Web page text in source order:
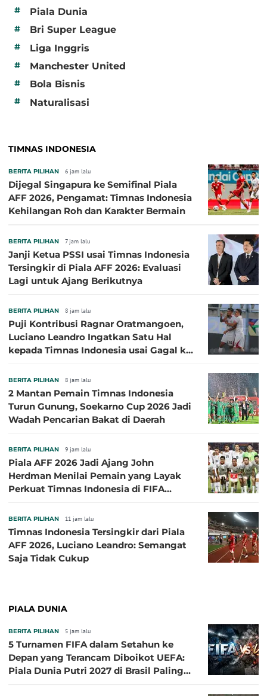
# Piala Dunia
# Bri Super League
# Liga Inggris
# Manchester United
# Bola Bisnis
# Naturalisasi
TIMNAS INDONESIA
BERITA PILIHAN 6 jam lalu
Dijegal Singapura ke Semifinal Piala
AFF 2026, Pengamat: Timnas Indonesia
Kehilangan Roh dan Karakter Bermain
BERITA PILIHAN 7 jam lalu
Janji Ketua PSSI usai Timnas Indonesia
Tersingkir di Piala AFF 2026: Evaluasi
Lagi untuk Ajang Berikutnya
BERITA PILIHAN 8 jam lalu
Puji Kontribusi Ragnar Oratmangoen,
Luciano Leandro Ingatkan Satu Hal
kepada Timnas Indonesia usai Gagal ke
BERITA PILIHAN 8 jam lalu
2 Mantan Pemain Timnas Indonesia
Turun Gunung, Soekarno Cup 2026 Jadi
Wadah Pencarian Bakat di Daerah
BERITA PILIHAN 9 jam lalu
Piala AFF 2026 Jadi Ajang John
Herdman Menilai Pemain yang Layak
Perkuat Timnas Indonesia di FIFA
BERITA PILIHAN 11 jam lalu
Timnas Indonesia Tersingkir dari Piala
AFF 2026, Luciano Leandro: Semangat
Saja Tidak Cukup
PIALA DUNIA
BERITA PILIHAN 5 jam lalu
5 Turnamen FIFA dalam Setahun ke
Depan yang Terancam Diboikot UEFA:
Piala Dunia Putri 2027 di Brasil Paling